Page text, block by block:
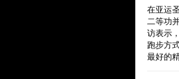
在亚运
二等功
访表示
跑步方
最好的